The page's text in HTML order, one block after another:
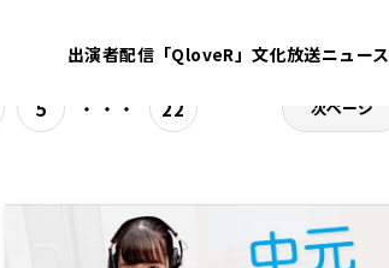
出演者配信「QloveR」文化放送ニュース
5 ・・・ 22 次ページ